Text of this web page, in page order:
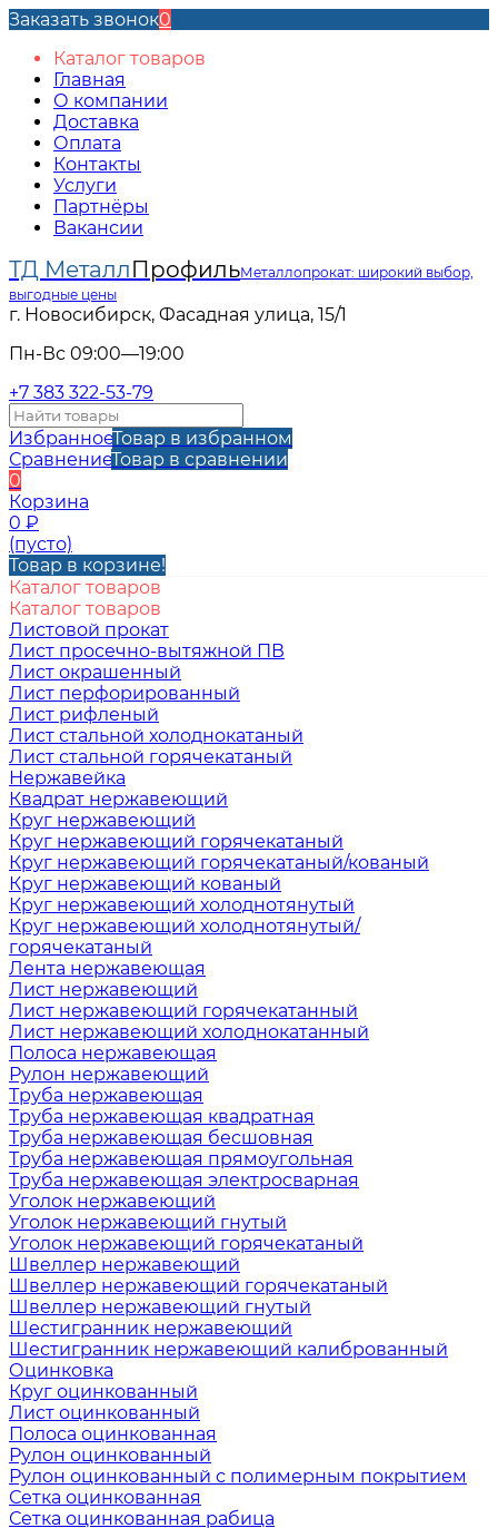
Заказать звонок0
Каталог товаров
Главная
О компании
Доставка
Оплата
Контакты
Услуги
Партнёры
Вакансии
ТД МеталлПрофильМеталлопрокат: широкий выбор,
выгодные цены
г. Новосибирск, Фасадная улица, 15/1
Пн-Вс 09:00—19:00
+7 383 322-53-79
ИзбранноеТовар в избранном
СравнениеТовар в сравнении
0
Корзина
0 ₽
(пусто)
Товар в корзине!
Каталог товаров
Каталог товаров
Листовой прокат
Лист просечно-вытяжной ПВ
Лист окрашенный
Лист перфорированный
Лист рифленый
Лист стальной холоднокатаный
Лист стальной горячекатаный
Нержавейка
Квадрат нержавеющий
Круг нержавеющий
Круг нержавеющий горячекатаный
Круг нержавеющий горячекатаный/кованый
Круг нержавеющий кованый
Круг нержавеющий холоднотянутый
Круг нержавеющий холоднотянутый/
горячекатаный
Лента нержавеющая
Лист нержавеющий
Лист нержавеющий горячекатанный
Лист нержавеющий холоднокатанный
Полоса нержавеющая
Рулон нержавеющий
Труба нержавеющая
Труба нержавеющая квадратная
Труба нержавеющая бесшовная
Труба нержавеющая прямоугольная
Труба нержавеющая электросварная
Уголок нержавеющий
Уголок нержавеющий гнутый
Уголок нержавеющий горячекатаный
Швеллер нержавеющий
Швеллер нержавеющий горячекатаный
Швеллер нержавеющий гнутый
Шестигранник нержавеющий
Шестигранник нержавеющий калиброванный
Оцинковка
Круг оцинкованный
Лист оцинкованный
Полоса оцинкованная
Рулон оцинкованный
Рулон оцинкованный с полимерным покрытием
Сетка оцинкованная
Сетка оцинкованная рабица